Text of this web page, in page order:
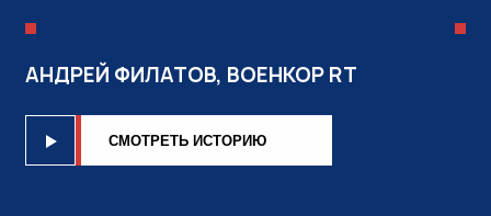
АНДРЕЙ ФИЛАТОВ, ВОЕНКОР RT
CМОТРЕТЬ ИСТОРИЮ